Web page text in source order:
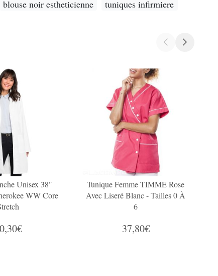
blouse noir estheticienne tuniques infirmiere
Unisex 38"
WW Core
Tunique Femme TIMME Rose
Avec Liseré Blanc - Tailles 0 À
6
37,80€